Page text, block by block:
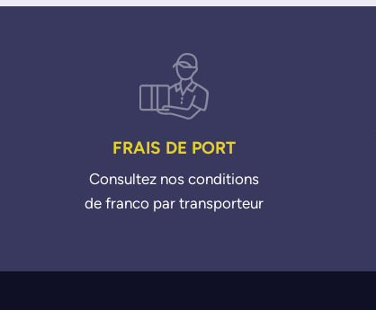
FRAIS DE PORT
Consultez nos conditions
de franco par transporteur